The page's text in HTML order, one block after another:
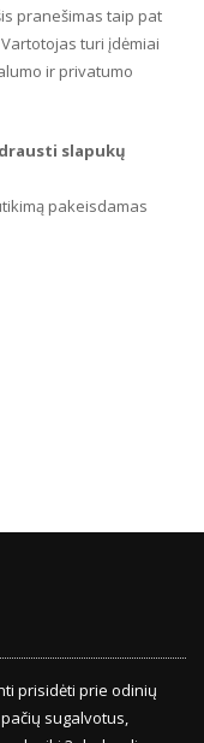
pranešimas taip pat
turi įdėmiai
ir privatumo
slapukų
pakeisdamas
prisidėti prie odinių
sugalvotus,